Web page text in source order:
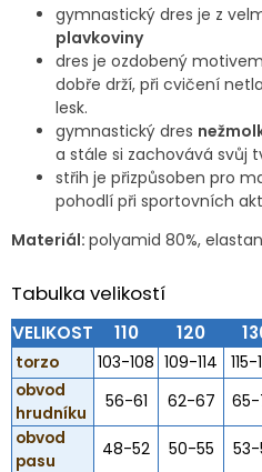
gymnastický dres je z
plavkoviny
dres je ozdobený
dobře drží, při cvičení
lesk.
gymnastický dres
a stále si zachovává svůj
střih je přizpůsoben pro
pohodlí při sportovních
Materiál: polyamid 80%,
Tabulka velikostí
VELIKOST 110 120
torzo 103-108 109-114 115-
obvod
hrudníku
56-61 62-67
obvod
pasu
48-52 50-55